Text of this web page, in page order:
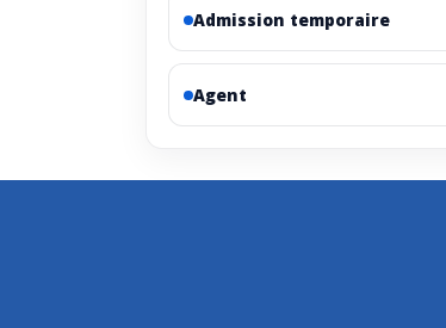
Admission temporaire
Agent